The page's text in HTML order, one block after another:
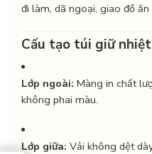
đi làm, dã ngoại, giao đồ
Cấu tạo túi giữ
Lớp ngoài: Màng in chất
không phai màu.
Lớp giữa: Vải không dệt